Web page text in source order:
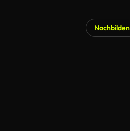
Nachbilden